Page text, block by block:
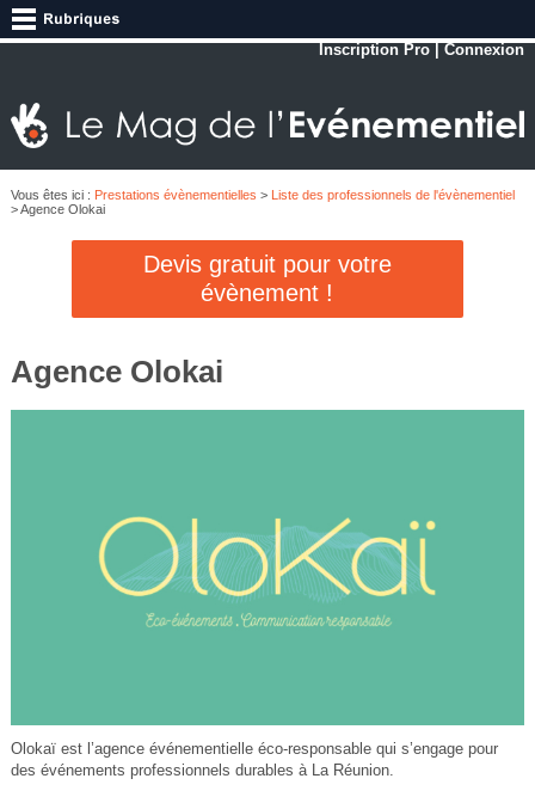
Inscription Pro |Connexion
Vous êtes ici : Prestations évènementielles >
Liste des professionnels de l'évènementiel
> Agence Olokai
Devis gratuit pour votre
évènement !
Agence Olokai
Olokaï est l’agence événementielle éco-responsable qui s’engage pour
des événements professionnels durables à La Réunion.